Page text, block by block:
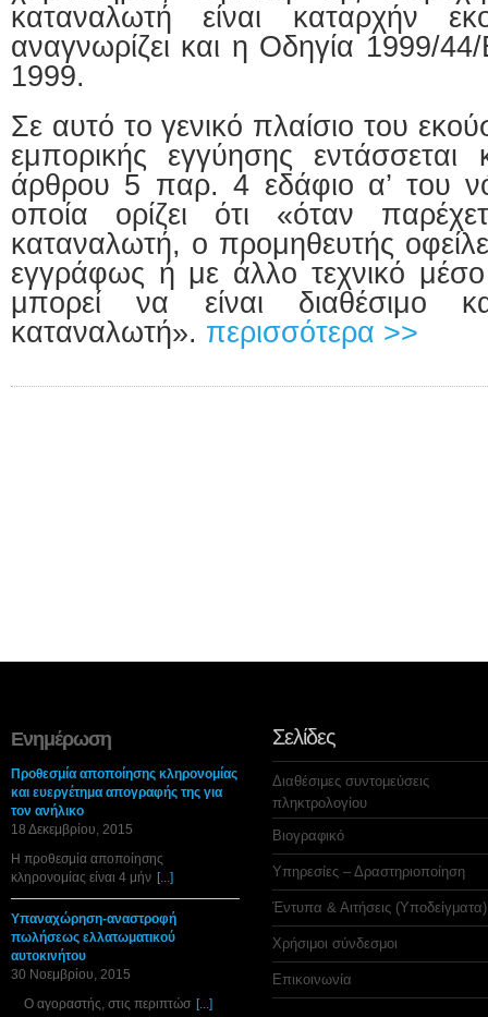
καταναλωτή είναι καταρχήν
αναγνωρίζει και η Οδηγία 1999/
1999.
Σε αυτό το γενικό πλαίσιο του
εμπορικής εγγύησης εντάσσεται
άρθρου 5 παρ. 4 εδάφιο α’ του
οποία ορίζει ότι «όταν
καταναλωτή, ο προμηθευτής
εγγράφως ή με άλλο τεχνικό
μπορεί να είναι διαθέσιμο
καταναλωτή». περισσότερα >>
Ενημέρωση
Προθεσμία αποποίησης κληρονομίας
και ευεργέτημα απογραφής της για
τον ανήλικο
18 Δεκεμβρίου, 2015
Η προθεσμία αποποίησης
κληρονομίας είναι 4 μήν [...]
Υπαναχώρηση-αναστροφή
πωλήσεως ελλατωματικού
αυτοκινήτου
30 Νοεμβρίου, 2015
Ο αγοραστής, στις περιπτώσ [...]
Σελίδες
Διαθέσιμες συντομεύσεις
πληκτρολογίου
Βιογραφικό
Υπηρεσίες – Δραστηριοποίηση
Έντυπα & Αιτήσεις (Υποδείγματα)
Χρήσιμοι σύνδεσμοι
Επικοινωνία